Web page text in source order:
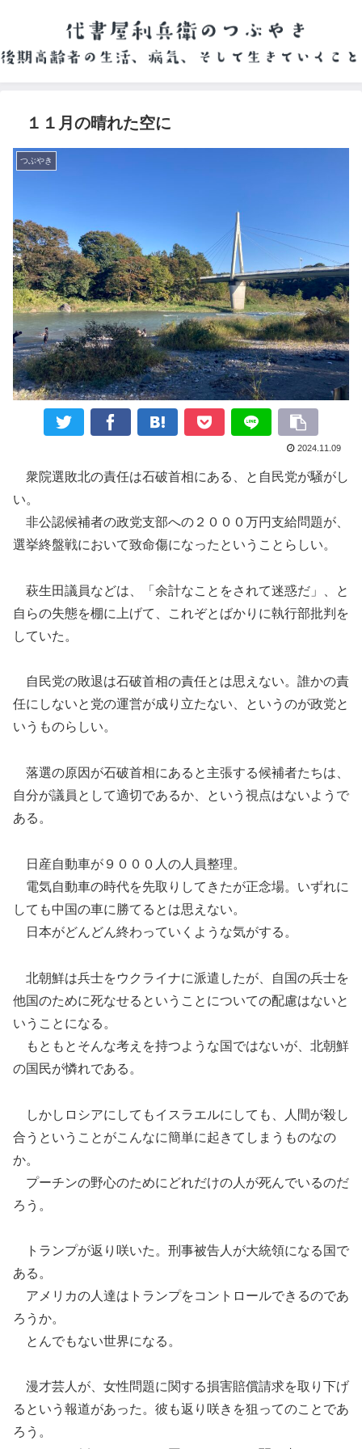
１１月の晴れた空に
つぶやき
2024.11.09
衆院選敗北の責任は石破首相にある、と自民党が騒がし
い。
非公認候補者の政党支部への２０００万円支給問題が、
選挙終盤戦において致命傷になったということらしい。
萩生田議員などは、「余計なことをされて迷惑だ」、と
自らの失態を棚に上げて、これぞとばかりに執行部批判を
していた。
自民党の敗退は石破首相の責任とは思えない。誰かの責
任にしないと党の運営が成り立たない、というのが政党と
いうものらしい。
落選の原因が石破首相にあると主張する候補者たちは、
自分が議員として適切であるか、という視点はないようで
ある。
日産自動車が９０００人の人員整理。
電気自動車の時代を先取りしてきたが正念場。いずれに
しても中国の車に勝てるとは思えない。
日本がどんどん終わっていくような気がする。
北朝鮮は兵士をウクライナに派遣したが、自国の兵士を
他国のために死なせるということについての配慮はないと
いうことになる。
もともとそんな考えを持つような国ではないが、北朝鮮
の国民が憐れである。
しかしロシアにしてもイスラエルにしても、人間が殺し
合うということがこんなに簡単に起きてしまうものなの
か。
プーチンの野心のためにどれだけの人が死んでいるのだ
ろう。
トランプが返り咲いた。刑事被告人が大統領になる国で
ある。
アメリカの人達はトランプをコントロールできるのであ
ろうか。
とんでもない世界になる。
漫才芸人が、女性問題に関する損害賠償請求を取り下げ
るという報道があった。彼も返り咲きを狙ってのことであ
ろう。